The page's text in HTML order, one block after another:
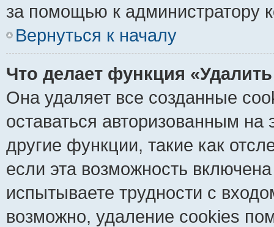
за помощью к администратору
Вернуться к началу
Что делает функция
Она удаляет все созданные
оставаться авторизованным
другие функции, такие как
если эта возможность
испытываете трудности с
возможно, удаление cookies